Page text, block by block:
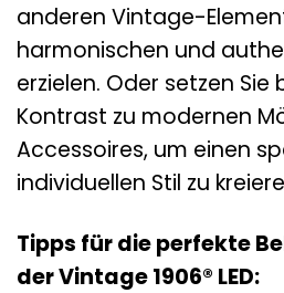
anderen Vintage-
harmonischen und
erzielen. Oder setzen Sie
Kontrast zu modernen
Accessoires, um einen
individuellen Stil zu
Tipps für die perfekte
der Vintage 1906® LED: